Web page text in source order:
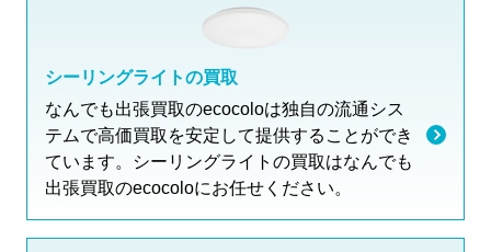
シーリングライトの買取
なんでも出張買取のecocoloは独自の流通シス
テムで高価買取を安定して提供することができ
ています。シーリングライトの買取はなんでも
出張買取のecocoloにお任せください。